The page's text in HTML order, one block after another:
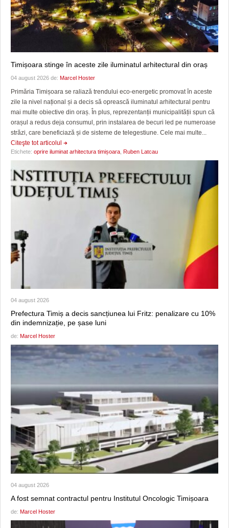
Timișoara stinge în aceste zile iluminatul arhitectural din oraș
04 august 2026 de: Marcel Hoster
Primăria Timișoara se raliază trendului eco-energetic promovat în aceste
zile la nivel național și a decis să oprească iluminatul arhitectural pentru
mai multe obiective din oraș. În plus, reprezentanții municipalității spun că
orașul a redus deja consumul, prin instalarea de becuri led pe numeroase
străzi, care beneficiază și de sisteme de telegestiune. Cele mai multe...
Citeşte tot articolul
Etichete: oprire iluminat arhitectura timișoara Ruben Latcau
04 august 2026
Prefectura Timiș a decis sancțiunea lui Fritz: penalizare cu 10%
din indemnizație, pe șase luni
de: Marcel Hoster
04 august 2026
A fost semnat contractul pentru Institutul Oncologic Timișoara
de: Marcel Hoster